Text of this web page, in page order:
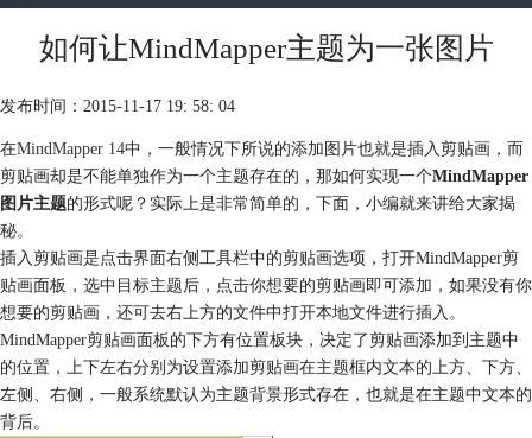
如何让MindMapper主题为一张图片
发布时间：2015-11-17 19: 58: 04
在MindMapper 14中，一般情况下所说的添加图片也就是插入剪贴画，而
剪贴画却是不能单独作为一个主题存在的，那如何实现一个MindMapper
图片主题的形式呢？实际上是非常简单的，下面，小编就来讲给大家揭
秘。
插入剪贴画是点击界面右侧工具栏中的剪贴画选项，打开MindMapper剪
贴画面板，选中目标主题后，点击你想要的剪贴画即可添加，如果没有你
想要的剪贴画，还可去右上方的文件中打开本地文件进行插入。
MindMapper剪贴画面板的下方有位置板块，决定了剪贴画添加到主题中
的位置，上下左右分别为设置添加剪贴画在主题框内文本的上方、下方、
左侧、右侧，一般系统默认为主题背景形式存在，也就是在主题中文本的
背后。